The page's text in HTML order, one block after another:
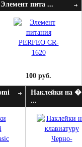
Элемент пита ...
100 руб.
Наклейки на �
...